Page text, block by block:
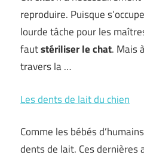
reproduire. Puisque
lourde tâche pour les
fautstériliser le chat. Mais
travers la …
Les dents de lait du chien
Comme les bébés
dents de lait. Ces